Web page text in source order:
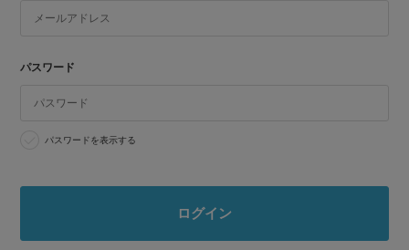
パスワード
パスワードを表示する